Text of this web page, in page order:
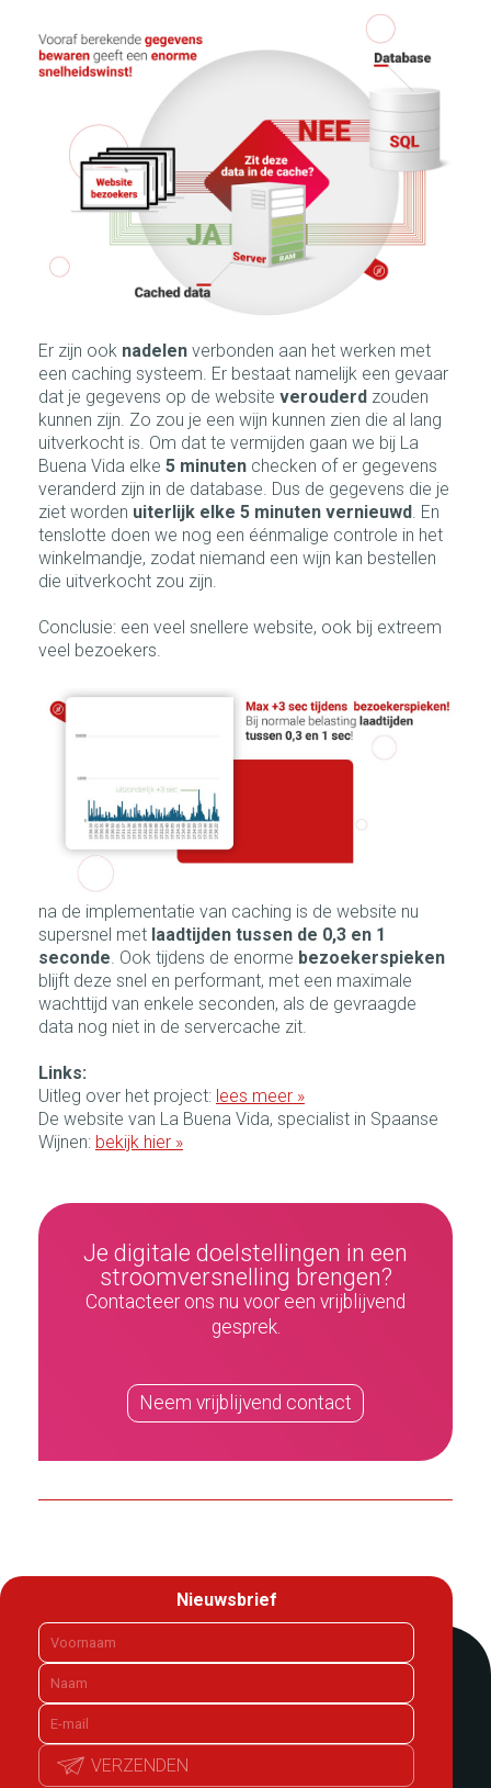
Er zijn ook nadelen verbonden aan het werken met
een caching systeem. Er bestaat namelijk een gevaar
dat je gegevens op de website verouderd zouden
kunnen zijn. Zo zou je een wijn kunnen zien die al lang
uitverkocht is. Om dat te vermijden gaan we bij La
Buena Vida elke 5 minuten checken of er gegevens
veranderd zijn in de database. Dus de gegevens die je
ziet worden uiterlijk elke 5 minuten vernieuwd. En
tenslotte doen we nog een éénmalige controle in het
winkelmandje, zodat niemand een wijn kan bestellen
die uitverkocht zou zijn.
Conclusie: een veel snellere website, ook bij extreem
veel bezoekers.
na de implementatie van caching is de website nu
supersnel met laadtijden tussen de 0,3 en 1
seconde . Ook tijdens de enorme bezoekerspieken
blijft deze snel en performant, met een maximale
wachttijd van enkele seconden, als de gevraagde
data nog niet in de servercache zit.
Links:
Uitleg over het project: lees meer »
De website van La Buena Vida, specialist in Spaanse
Wijnen: bekijk hier »
Je digitale doelstellingen in een
stroomversnelling brengen?
Contacteer ons nu voor een vrijblijvend
gesprek.
Neem vrijblijvend contact
Nieuwsbrief
VERZENDEN